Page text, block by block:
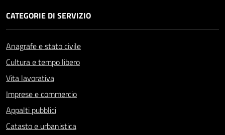
CATEGORIE DI SERVIZIO
Anagrafe e stato civile
Cultura e tempo libero
Vita lavorativa
Imprese e commercio
Appalti pubblici
Catasto e urbanistica